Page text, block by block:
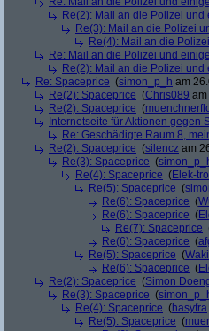
Re(2): Mail an die Polizei
Re(3): Mail an die Polizei
Re(4): Mail an die
Re: Mail an die Polizei und
Re(2): Mail an die Polizei
Re: Spaceprice (simon_p_h am
Re(2): Spaceprice (Chris089
Re(2): Spaceprice (
Internetseite für Aktionen gegen
Re: Geschädigte Raum 8,
Re(2): Spaceprice (silencz am
Re(3): Spaceprice (
Re(4): Spaceprice (Elek-
Re(5): Spaceprice (
Re(6): Spaceprice (
Re(6): Spaceprice (
Re(7): Spaceprice
Re(6): Spaceprice (
Re(5): Spaceprice (
Re(6): Spaceprice (
Re(2): Spaceprice (Simon
Re(3): Spaceprice (
Re(4): Spaceprice (hasyfra
Re(5): Spaceprice (